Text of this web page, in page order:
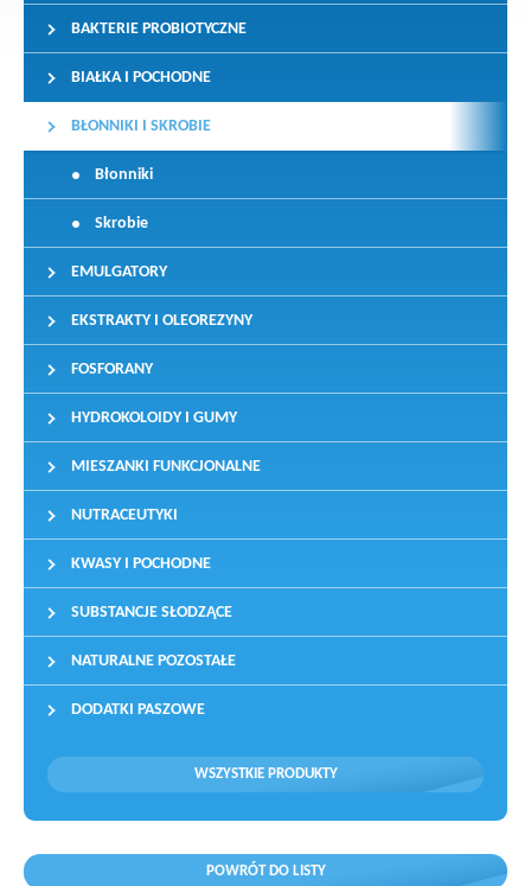
BAKTERIE PROBIOTYCZNE
BIAŁKA I POCHODNE
BŁONNIKI I SKROBIE
Błonniki
Skrobie
EMULGATORY
EKSTRAKTY I OLEOREZYNY
FOSFORANY
HYDROKOLOIDY I GUMY
MIESZANKI FUNKCJONALNE
NUTRACEUTYKI
KWASY I POCHODNE
SUBSTANCJE SŁODZĄCE
NATURALNE POZOSTAŁE
DODATKI PASZOWE
WSZYSTKIE PRODUKTY
POWRÓT DO LISTY